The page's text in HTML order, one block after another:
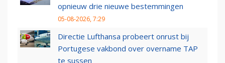
opnieuw drie nieuwe bestemmingen
05-08-2026, 7:29
Directie Lufthansa probeert onrust bij
Portugese vakbond over overname TAP
te sussen